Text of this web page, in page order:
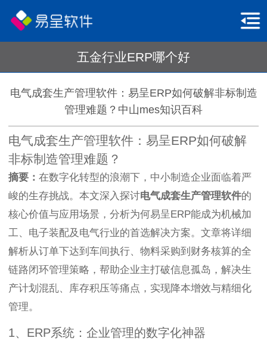
五金行业ERP哪个好
电气成套生产管理软件：易呈ERP如何破解非标制造
管理难题？中山mes知识百科
电气成套生产管理软件：易呈ERP如何破解
非标制造管理难题？
摘要： 在数字化转型的浪潮下，中小制造企业面临着严
峻的生存挑战。本文深入探讨电气成套生产管理软件的
核心价值与应用场景，分析为何易呈ERP能成为机械加
工、电子装配及电气行业的首选解决方案。文章将详细
解析从订单下达到车间执行、物料采购到财务核算的全
链路闭环管理策略，帮助企业主打破信息孤岛，解决生
产计划混乱、库存积压等痛点，实现降本增效与精细化
管理。
1、ERP系统：企业管理的数字化神器